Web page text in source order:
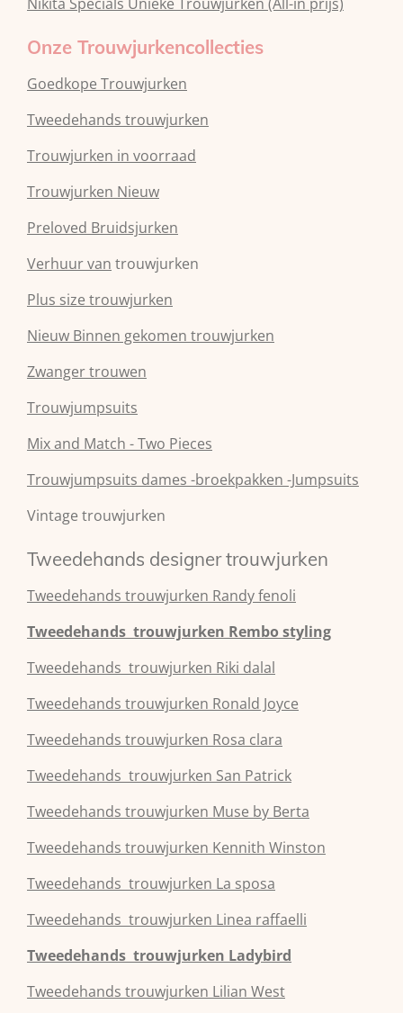
Onze Trouwjurkencollecties
Goedkope Trouwjurken
Tweedehands trouwjurken
Trouwjurken in voorraad
Trouwjurken Nieuw
Preloved Bruidsjurken
Verhuur van trouwjurken
Plus size trouwjurken
Nieuw Binnen gekomen trouwjurken
Zwanger trouwen
Trouwjumpsuits
Mix and Match - Two Pieces
Trouwjumpsuits dames -broekpakken -Jumpsuits
Vintage trouwjurken
Tweedehands designer trouwjurken
Tweedehands trouwjurken Randy fenoli
Tweedehands trouwjurken Rembo styling
Tweedehands trouwjurken Riki dalal
Tweedehands trouwjurken Ronald Joyce
Tweedehands trouwjurken Rosa clara
Tweedehands trouwjurken San Patrick
Tweedehands trouwjurken Muse by Berta
Tweedehands trouwjurken Kennith Winston
Tweedehands trouwjurken La sposa
Tweedehands trouwjurken Linea raffaelli
Tweedehands trouwjurken Ladybird
Tweedehands trouwjurken Lilian West